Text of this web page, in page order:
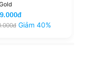
Giảm 40%